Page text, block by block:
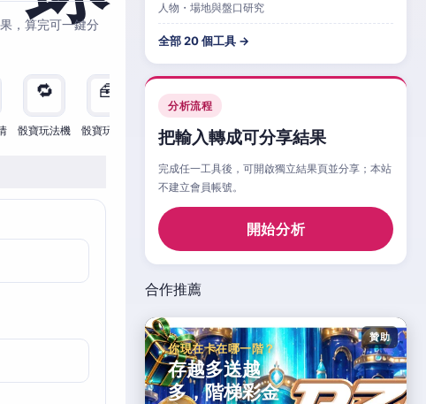
，算完可一鍵分
🔁
骰寶玩法機
🧰
骰寶玩法檢
🧮
骰寶玩法 骰寶玩法比 骰寶玩法情
人物・場地與盤口研究
全部 20 個工具 →
分析流程
把輸入轉成可分享結果
完成任一工具後，可開啟獨立結果頁並分享；本站
不建立會員帳號。
開始分析
合作推薦
贊助
你現在卡在哪一階？
存越多送越
多，階梯彩金